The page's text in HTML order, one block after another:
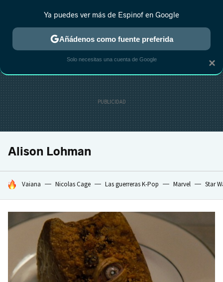
ESTRENOS REALITY ANIME RANKINGS CINE
Alison Lohman
HOY SE HABLA DE
Vaiana Nicolas Cage Las guerreras K-Pop Marvel Star
×
Ya puedes ver más de Espinof en Google
Añádenos como fuente preferida
Solo necesitas una cuenta de Google